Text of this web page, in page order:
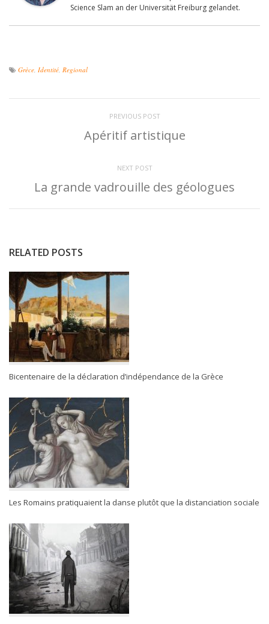
Science Slam an der Universität Freiburg gelandet.
Grèce Identité Regional
PREVIOUS POST
Apéritif artistique
NEXT POST
La grande vadrouille des géologues
RELATED POSTS
Bicentenaire de la déclaration d’indépendance de la Grèce
Les Romains pratiquaient la danse plutôt que la distanciation sociale